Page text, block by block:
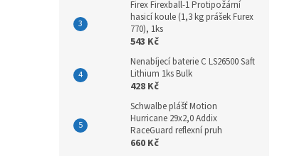
Firex Firexball-1 Protipožární
hasicí koule (1,3 kg prášek Furex
770), 1ks
543 Kč
Nenabíjecí baterie C LS26500 Saft
Lithium 1ks Bulk
428 Kč
Schwalbe plášť Motion
Hurricane 29x2,0 Addix
RaceGuard reflexní pruh
660 Kč